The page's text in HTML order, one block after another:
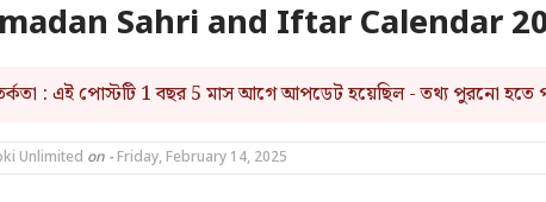
Sahri and Iftar Calendar
: এই পোস্টটি 1 বছর 5 মাস আগে আপডেট হয়েছিল - তথ্য পুরনো হতে
Unlimited on -Friday, February 14, 2025